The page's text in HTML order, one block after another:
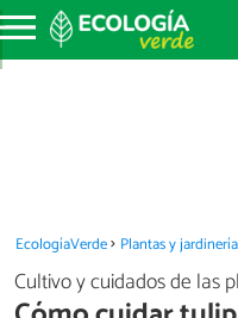
EcologíaVerde Plantas y jardinería
Cultivo y cuidados de las